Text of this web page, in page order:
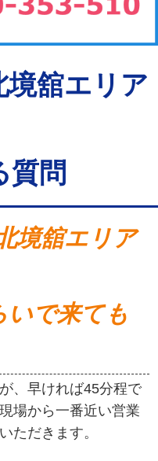
境舘エリア
質問
境舘エリア
いで来ても
、早ければ45分程で
場から一番近い営業
ただきます。